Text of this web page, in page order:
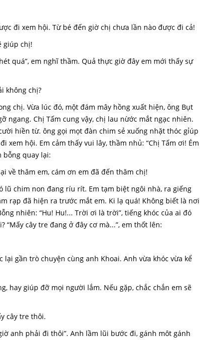
đi xem hội. Từ bé đến giờ chị chưa lần nào được đi cả!
giúp chị!
quá”, em nghĩ thầm. Quả thực giờ đây em mới thấy sự
không chị?
chị. Vừa lúc đó, một đám mây hồng xuất hiện, ông Bụt
ngang. Chị Tấm cung vậy, chị lau nừớc mắt ngạc nhiên.
hiền từ. ông gọi mọt đàn chim sẻ xuống nhặt thóc gỉúp
xem hội. Em cảm thấy vui lây, thầm nhủ: “Chị Tấm ơi! Ém
bỗng quay lại:
thăm em, cám ơn em đã đến thăm chị!
lũ chim non đang ríu rít. Em tạm biệt ngôi nhà, ra giếng
rạp đã hiện ra trước mắt em. Ki lạ quá! Không biết là nơi
nhiên: “Hu! Hu!... Trời ơi là trời”, tiếng khóc của ai đó
cây tre đang ở đây cơ mà...”, em thốt lên:
gần trò chuyện cùng anh Khoai. Anh vừa khóc vừa kể
giúp đỡ mọi người lắm. Nếu gặp, chắc chắn em sẽ
cây tre thôi.
anh phải đi thôi”. Anh lầm lũi bước đi, gánh môt gánh